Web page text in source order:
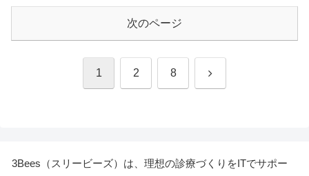
次のページ
1 2 8 次
3Bees（スリービーズ）は、理想の診療づくりをITでサポー